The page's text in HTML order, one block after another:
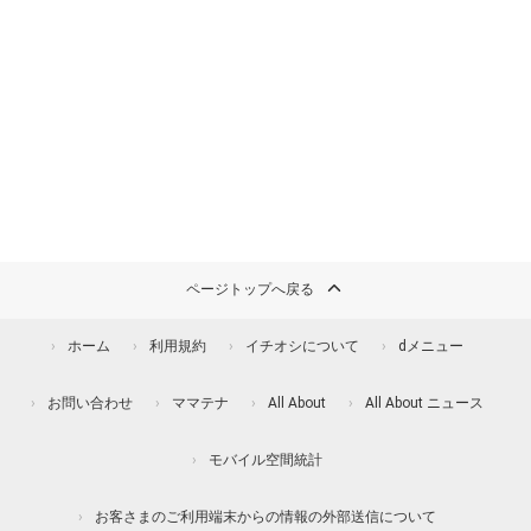
ページトップへ戻る
ホーム 利用規約 イチオシについて dメニュー
お問い合わせ ママテナ All About All About ニュース
モバイル空間統計
お客さまのご利用端末からの情報の外部送信について